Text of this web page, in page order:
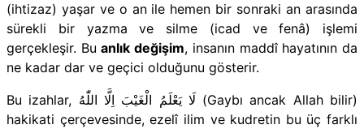
(ihtizaz) yaşar ve o an ile hemen bir sonraki an arasında
sürekli bir yazma ve silme (icad ve fenâ) işlemi
gerçekleşir. Buanlık değişim, insanın maddî hayatının da
ne kadar dar ve geçici olduğunu gösterir.
Bu izahlar, لَا يَعْلَمُ الْغَيْبَ اِلَّا اللّٰهُ (Gaybı ancak Allah bilir)
hakikati çerçevesinde, ezelî ilim ve kudretin bu üç farklı